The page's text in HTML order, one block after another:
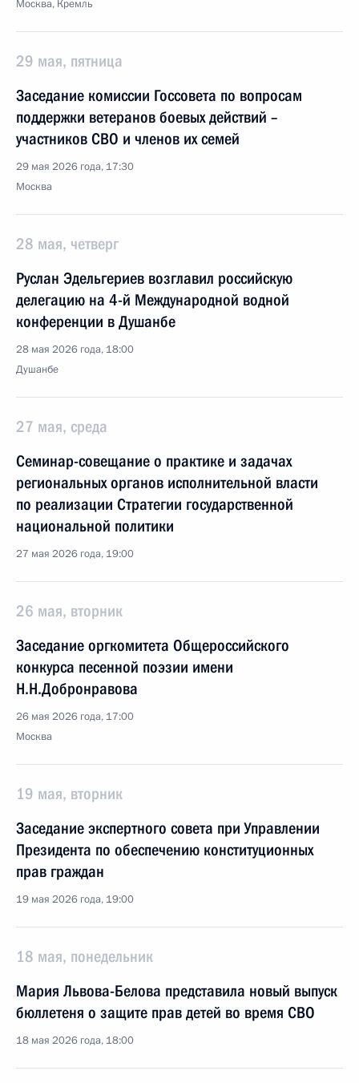
Москва, Кремль
29 мая, пятница
Заседание комиссии Госсовета по вопросам
поддержки ветеранов боевых действий –
участников СВО и членов их семей
29 мая 2026 года, 17:30
Москва
28 мая, четверг
Руслан Эдельгериев возглавил российскую
делегацию на 4-й Международной водной
конференции в Душанбе
28 мая 2026 года, 18:00
Душанбе
27 мая, среда
Семинар-совещание о практике и задачах
региональных органов исполнительной власти
по реализации Стратегии государственной
национальной политики
27 мая 2026 года, 19:00
26 мая, вторник
Заседание оргкомитета Общероссийского
конкурса песенной поэзии имени
Н.Н.Добронравова
26 мая 2026 года, 17:00
Москва
19 мая, вторник
Заседание экспертного совета при Управлении
Президента по обеспечению конституционных
прав граждан
19 мая 2026 года, 19:00
18 мая, понедельник
Мария Львова-Белова представила новый выпуск
бюллетеня о защите прав детей во время СВО
18 мая 2026 года, 18:00